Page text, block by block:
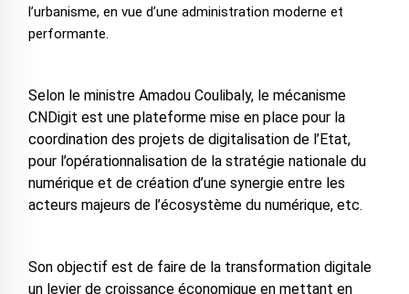
l’urbanisme, en vue d’une administration moderne et
performante.
Selon le ministre Amadou Coulibaly, le mécanisme
CNDigit est une plateforme mise en place pour la
coordination des projets de digitalisation de l’Etat,
pour l’opérationnalisation de la stratégie nationale du
numérique et de création d’une synergie entre les
acteurs majeurs de l’écosystème du numérique, etc.
Son objectif est de faire de la transformation digitale
un levier de croissance économique en mettant en